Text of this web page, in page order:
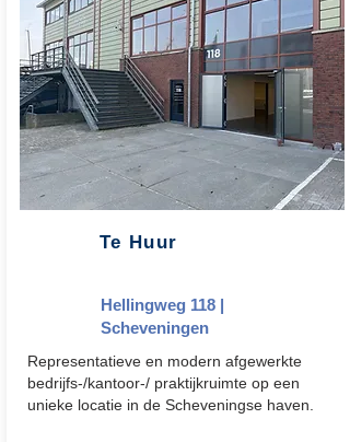
Te Huur
Hellingweg 118 |
Scheveningen
Representatieve en modern afgewerkte
bedrijfs-/kantoor-/ praktijkruimte op een
unieke locatie in de Scheveningse haven.